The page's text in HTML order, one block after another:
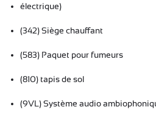
électrique)
(342) Siège chauffant
(583) Paquet pour fumeurs
(810) tapis de sol
(9VL) Système audio